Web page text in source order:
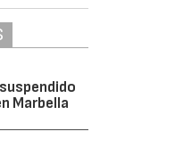
Marbella